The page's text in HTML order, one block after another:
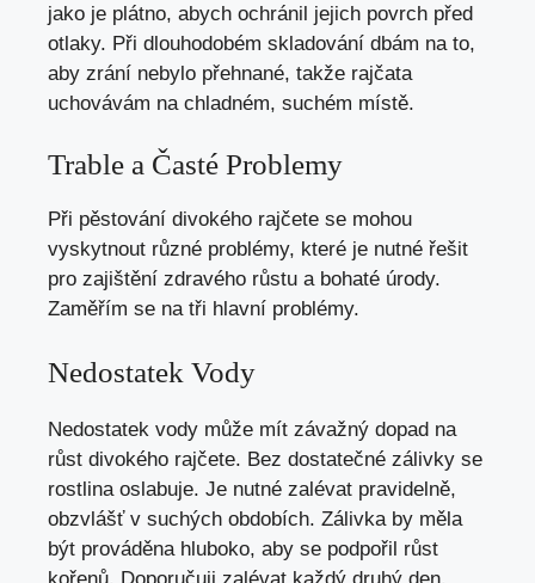
jako je plátno, abych ochránil jejich povrch před
otlaky. Při dlouhodobém skladování dbám na to,
aby zrání nebylo přehnané, takže rajčata
uchovávám na chladném, suchém místě.
Trable a Časté Problemy
Při pěstování divokého rajčete se mohou
vyskytnout různé problémy, které je nutné řešit
pro zajištění zdravého růstu a bohaté úrody.
Zaměřím se na tři hlavní problémy.
Nedostatek Vody
Nedostatek vody může mít závažný dopad na
růst divokého rajčete. Bez dostatečné zálivky se
rostlina oslabuje. Je nutné zalévat pravidelně,
obzvlášť v suchých obdobích. Zálivka by měla
být prováděna hluboko, aby se podpořil růst